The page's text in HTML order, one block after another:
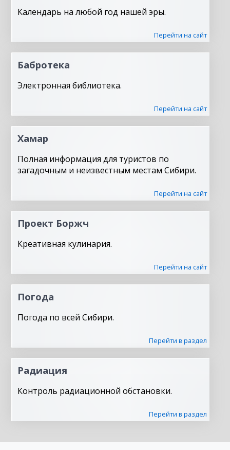
Календарь на любой год нашей эры.
Перейти на сайт
Бабротека
Электронная библиотека.
Перейти на сайт
Хамар
Полная информация для туристов по
загадочным и неизвестным местам Сибири.
Перейти на сайт
Проект Боржч
Креативная кулинария.
Перейти на сайт
Погода
Погода по всей Сибири.
Перейти в раздел
Радиация
Контроль радиационной обстановки.
Перейти в раздел